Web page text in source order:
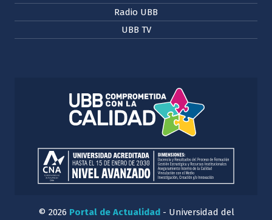
Radio UBB
UBB TV
© 2026 Portal de Actualidad- Universidad del